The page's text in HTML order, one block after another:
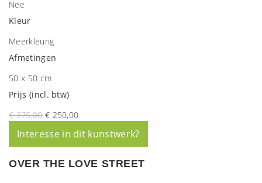
Nee
Kleur
Meerkleurig
Afmetingen
50 x 50 cm
Prijs (incl. btw)
€ 375,00 € 250,00
Interesse in dit kunstwerk?
OVER THE LOVE STREET